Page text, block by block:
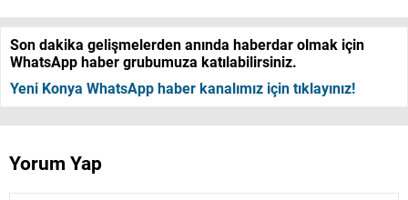
Son dakika gelişmelerden anında haberdar olmak için
WhatsApp haber grubumuza katılabilirsiniz.
Yeni Konya WhatsApp haber kanalımız için tıklayınız!
Yorum Yap